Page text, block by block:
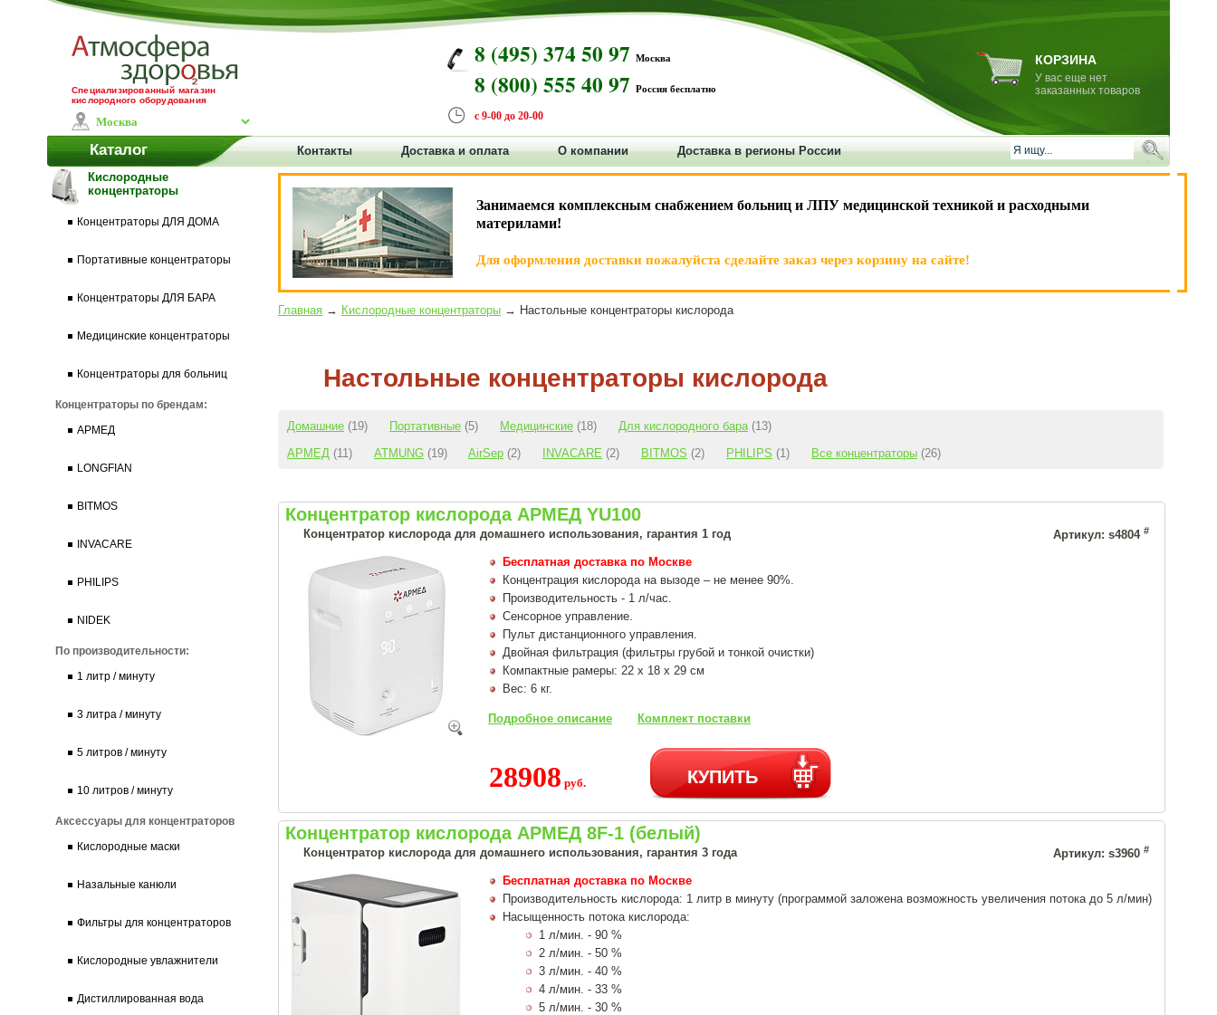
Специализированный магазин
кислородного оборудования
8 (495) 374 50 97 Москва
8 (800) 555 40 97 Россия бесплатно
с 9-00 до 20-00
КОРЗИНА
У вас еще нет
заказанных товаров
Каталог Контакты Доставка и оплата О компании
Доставка в регионы России
Кислородные
концентраторы
Концентраторы ДЛЯ ДОМА
Портативные концентраторы
Концентраторы ДЛЯ БАРА
Медицинские концентраторы
Концентраторы для больниц
Концентраторы по брендам:
АРМЕД
LONGFIAN
BITMOS
INVACARE
PHILIPS
NIDEK
По производительности:
1 литр / минуту
3 литра / минуту
5 литров / минуту
10 литров / минуту
Аксессуары для концентраторов
Кислородные маски
Назальные канюли
Фильтры для концентраторов
Кислородные увлажнители
Дистиллированная вода
Занимаемся комплексным снабжением больниц и ЛПУ медицинской техникой и расходными
материлами!
Для оформления доставки пожалуйста сделайте заказ через корзину на сайте!
Главная → Кислородные концентраторы → Настольные концентраторы кислорода
Настольные концентраторы кислорода
Домашние (19) Портативные (5) Медицинские (18) Для кислородного бара (13)
АРМЕД (11) ATMUNG (19) AirSep (2) INVACARE (2) BITMOS (2) PHILIPS (1) Все концентраторы (26)
Концентратор кислорода АРМЕД YU100
Концентратор кислорода для домашнего использования, гарантия 1 год Артикул: s4804 #
Бесплатная доставка по Москве
Концентрация кислорода на вызоде – не менее 90%.
Производительность - 1 л/час.
Сенсорное управление.
Пульт дистанционного управления.
Двойная фильтрация (фильтры грубой и тонкой очистки)
Компактные рамеры: 22 x 18 x 29 см
Вес: 6 кг.
Подробное описание Комплект поставки
28908 руб. КУПИТЬ
Концентратор кислорода АРМЕД 8F-1 (белый)
Концентратор кислорода для домашнего использования, гарантия 3 года Артикул: s3960 #
Бесплатная доставка по Москве
Производительность кислорода: 1 литр в минуту (программой заложена возможность увеличения потока до 5 л/мин)
Насыщенность потока кислорода:
1 л/мин. - 90 %
2 л/мин. - 50 %
3 л/мин. - 40 %
4 л/мин. - 33 %
5 л/мин. - 30 %